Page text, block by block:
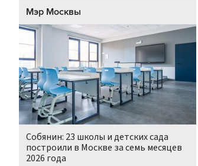
Мэр Москвы
Собянин: 23 школы и детских сада
построили в Москве за семь месяцев
2026 года